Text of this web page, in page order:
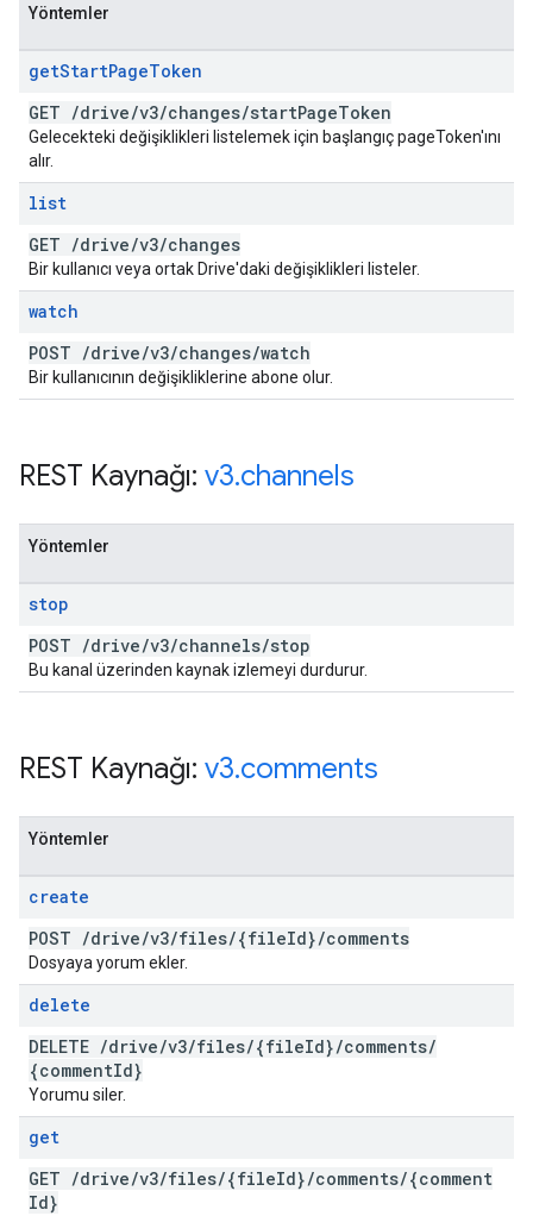
Yöntemler
getStartPageToken
GET /drive/v3/changes/startPageToken
Gelecekteki değişiklikleri listelemek için başlangıç pageToken'ını
alır.
list
GET /drive/v3/changes
Bir kullanıcı veya ortak Drive'daki değişiklikleri listeler.
watch
POST /drive/v3/changes/watch
Bir kullanıcının değişikliklerine abone olur.
REST Kaynağı: v3.channels
Yöntemler
stop
POST /drive/v3/channels/stop
Bu kanal üzerinden kaynak izlemeyi durdurur.
REST Kaynağı: v3.comments
Yöntemler
create
POST /drive/v3/files/{fileId}/comments
Dosyaya yorum ekler.
delete
DELETE /drive/v3/files/{fileId}/comments/
{commentId}
Yorumu siler.
get
GET /drive/v3/files/{fileId}/comments/{comment
Id}